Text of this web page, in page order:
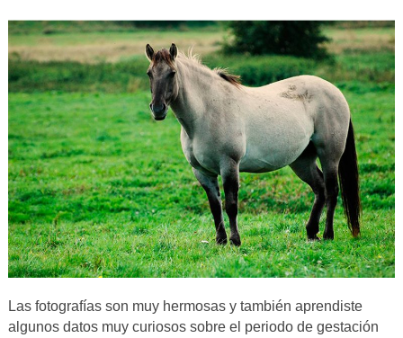
Las fotografías son muy hermosas y también aprendiste
algunos datos muy curiosos sobre el periodo de gestación